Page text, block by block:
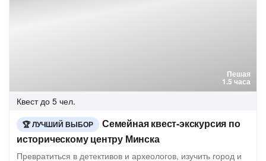
Пешая
1.5 часа
Квест до 5 чел.
ЛУЧШИЙ ВЫБОР
Семейная квест-экскурсия по
историческому центру Минска
Превратиться в детективов и археологов, изучить город и